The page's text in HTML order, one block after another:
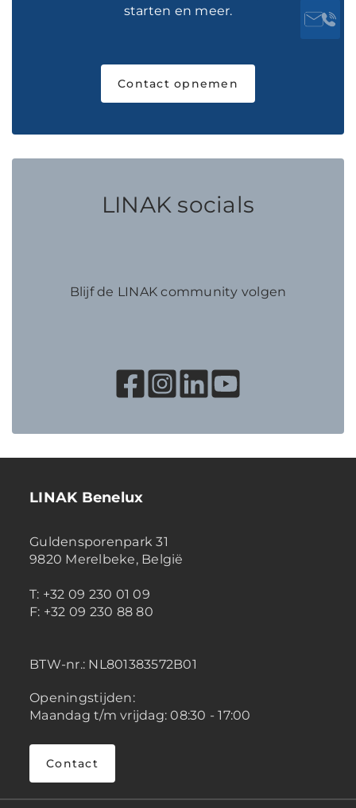
starten en meer.
Contact opnemen
LINAK socials
Blijf de LINAK community volgen
LINAK Benelux
Guldensporenpark 31
9820 Merelbeke, België
T: +32 09 230 01 09
F: +32 09 230 88 80
BTW-nr.: NL801383572B01
Openingstijden:
Maandag t/m vrijdag: 08:30 - 17:00
Contact